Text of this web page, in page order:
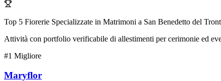
Top 5 Fiorerie Specializzate in Matrimoni a San Benedetto del
Attività con portfolio verificabile di allestimenti per cerimonie ed
#1 Migliore
Maryflor